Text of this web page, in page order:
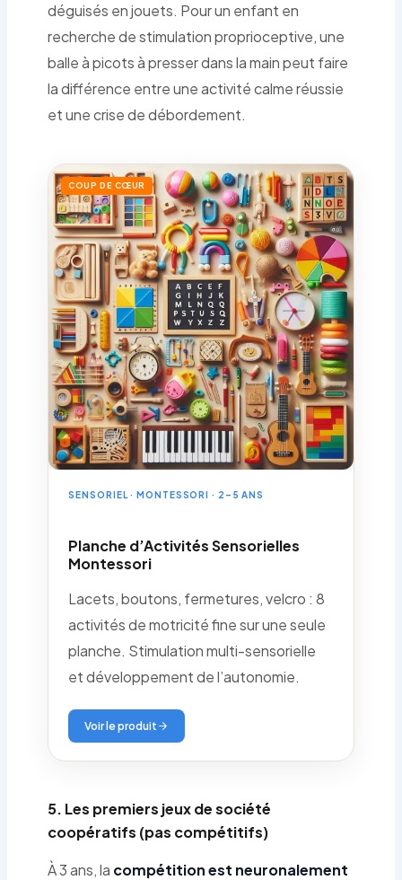
déguisés en jouets. Pour un enfant en
recherche de stimulation proprioceptive, une
balle à picots à presser dans la main peut faire
la différence entre une activité calme réussie
et une crise de débordement.
COUP DE CŒUR
SENSORIEL · MONTESSORI · 2–5 ANS
Planche d’Activités Sensorielles
Montessori
Lacets, boutons, fermetures, velcro : 8
activités de motricité fine sur une seule
planche. Stimulation multi-sensorielle
et développement de l’autonomie.
Voir le produit
5. Les premiers jeux de société
coopératifs (pas compétitifs)
À 3 ans, la compétition est neuronalement